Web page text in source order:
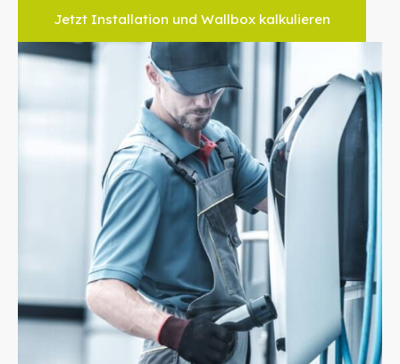
Jetzt Installation und Wallbox kalkulieren